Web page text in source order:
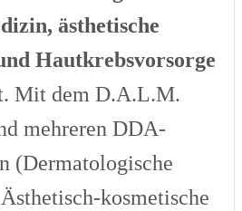
ästhetische
Hautkrebsvorsorge
Mit dem D.A.L.M.
mehreren DDA-
(Dermatologische
kosmetische